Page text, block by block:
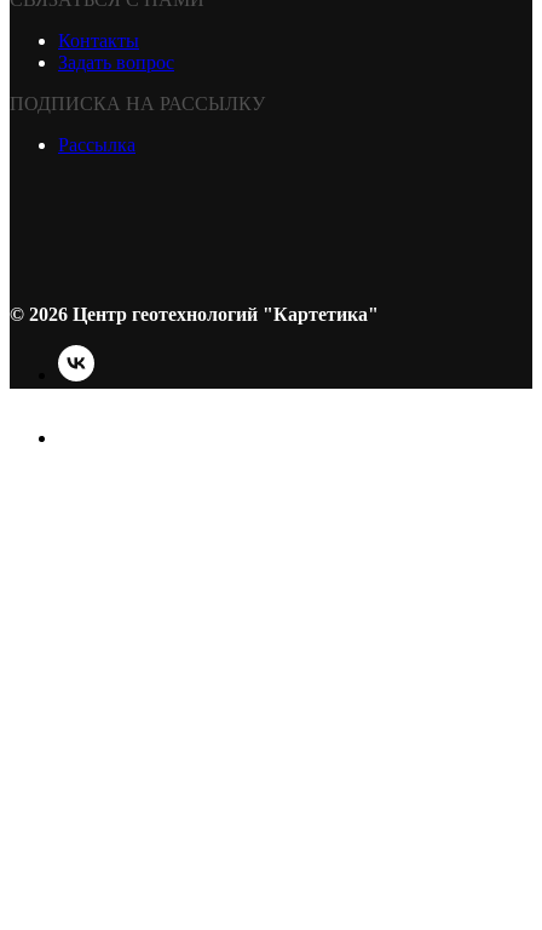
Контакты
Задать вопрос
ПОДПИСКА НА РАССЫЛКУ
Рассылка
© 2026 Центр геотехнологий "Картетика"